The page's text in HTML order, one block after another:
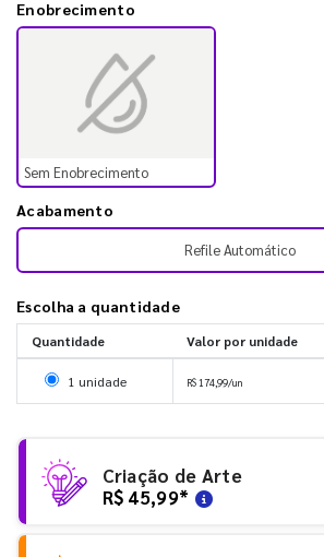
Enobrecimento
Sem Enobrecimento
Acabamento
Refile Automático
Escolha a quantidade
Quantidade Valor por unidade
Selecionar 1 unidade
1 unidade R$ 174,99/un
Criação de Arte
R$ 45,99*